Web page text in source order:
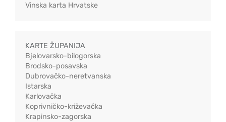
Vinska karta Hrvatske
KARTE ŽUPANIJA
Bjelovarsko-bilogorska
Brodsko-posavska
Dubrovačko-neretvanska
Istarska
Karlovačka
Koprivničko-križevačka
Krapinsko-zagorska